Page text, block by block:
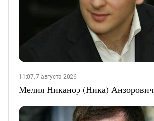
11:07, 7 августа 2026
Мелия Никанор (Ника) Анзорович